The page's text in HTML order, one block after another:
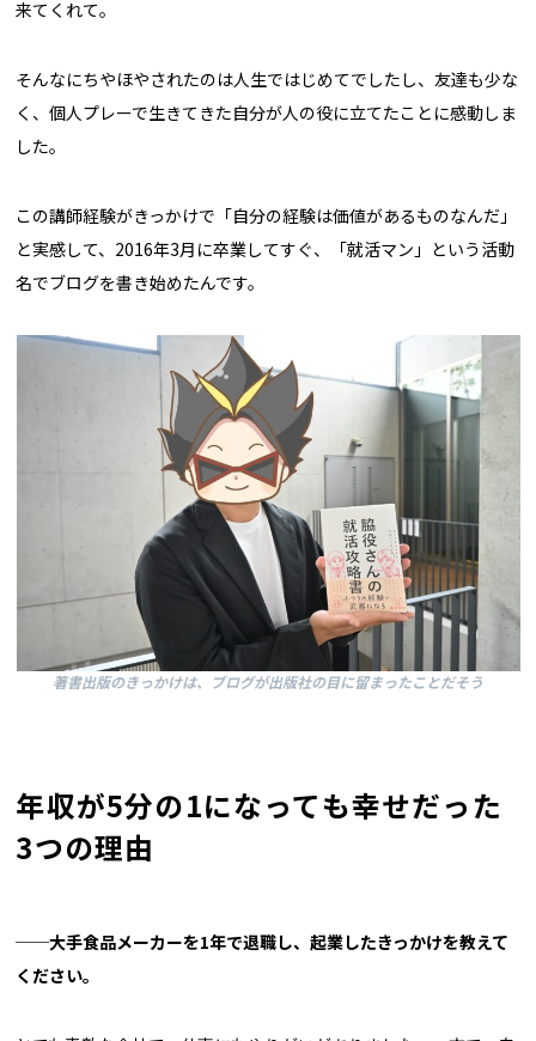
来てくれて。
そんなにちやほやされたのは人生ではじめてでしたし、友達も少な
く、個人プレーで生きてきた自分が人の役に立てたことに感動しま
した。
この講師経験がきっかけで「自分の経験は価値があるものなんだ」
と実感して、2016年3月に卒業してすぐ、「就活マン」という活動
名でブログを書き始めたんです。
著書出版のきっかけは、ブログが出版社の目に留まったことだそう
年収が5分の1になっても幸せだった
3つの理由
──大手食品メーカーを1年で退職し、起業したきっかけを教えて
ください。